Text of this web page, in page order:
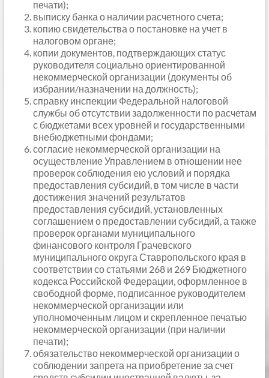
печати);
выписку банка о наличии расчетного счета;
копию свидетельства о постановке на учет в
налоговом органе;
копии документов, подтверждающих статус
руководителя социально ориентированной
некоммерческой организации (документы об
избрании/назначении на должность);
справку инспекции Федеральной налоговой
службы об отсутствии задолженности по расчетам
с бюджетами всех уровней и государственными
внебюджетными фондами;
согласие некоммерческой организации на
осуществление Управлением в отношении нее
проверок соблюдения ею условий и порядка
предоставления субсидий, в том числе в части
достижения значений результатов
предоставления субсидий, установленных
соглашением о предоставлении субсидий, а также
проверок органами муниципального
финансового контроля Грачевского
муниципального округа Ставропольского края в
соответствии со статьями 268 и 269 Бюджетного
кодекса Российской Федерации, оформленное в
свободной форме, подписанное руководителем
некоммерческой организации или
уполномоченным лицом и скрепленное печатью
некоммерческой организации (при наличии
печати);
обязательство некоммерческой организации о
соблюдении запрета на приобретение за счет